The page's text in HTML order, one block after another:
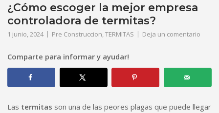
¿Cómo escoger la mejor empresa
controladora de termitas?
1 junio, 2024 Pre Construccion,TERMITAS Deja un comentario
Comparte para informar y ayudar!
Las termitas son una de las peores plagas que puede llegar